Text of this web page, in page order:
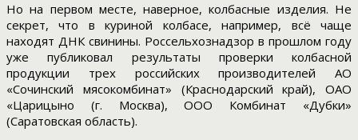
Но на первом месте, наверное, колбасные изделия. Не
секрет, что в куриной колбасе, например, всё чаще
находят ДНК свинины. Россельхознадзор в прошлом году
уже публиковал результаты проверки колбасной
продукции трех российских производителей АО
«Сочинский мясокомбинат» (Краснодарский край), ОАО
«Царицыно (г. Москва), ООО Комбинат «Дубки»
(Саратовская область).